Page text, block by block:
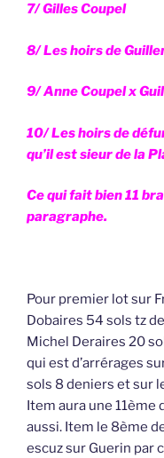
7/ Gilles Coupel
8/ Les hoirs de
9/ Anne Coupel x
10/ Les hoirs de
qu’il est sieur de la
Ce qui fait bien 11
paragraphe.
Pour premier lot sur
Dobaires 54 sols tz
Michel Deraires 20
qui est d’arrérages
sols 8 deniers et sur
Item aura une
aussi. Item le 8ème
escuz sur Guerin par